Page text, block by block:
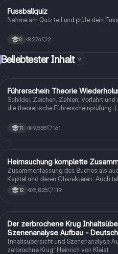
FSport
Fussballquiz
Nehme am Quiz teil und prüfe dein
8 274 2
Beliebtester Inhalt 9
Lerntipps
Führerschein Theorie
Schilder, Zeichen, Zahlen, Vorfahrt
die theoretische Führerscheinprüfung :)
11 9,585 161
Deutsch
Heimsuchung komplette
Zusammenfassung des Buches als
Kapitel und deren Charakteren. Auch
Unterricht ohne KI erstellt
12 5,825 119
Deutsch
Der zerbrochene Krug
Szenenanalyse Aufbau -
Inhaltsübersicht und Szenenanalyse
zerbrochne Krug” Heinrich von Kleist